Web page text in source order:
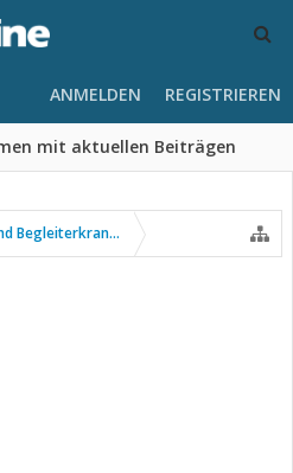
mit aktuellen Beiträgen
ANMELDEN REGISTRIEREN
Begleiterkrankungen